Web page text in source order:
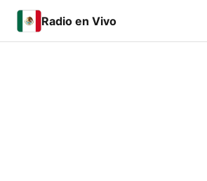
Radio en Vivo